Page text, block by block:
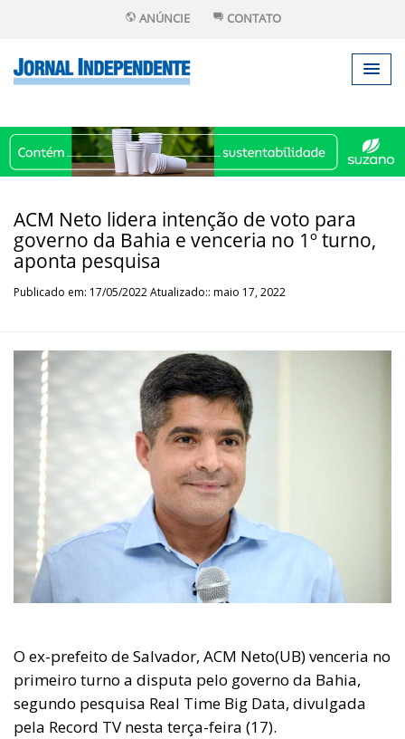
ANÚNCIE CONTATO
ACM Neto lidera intenção de voto para
governo da Bahia e venceria no 1º turno,
aponta pesquisa
Publicado em: 17/05/2022 Atualizado:: maio 17, 2022
O ex-prefeito de Salvador, ACM Neto(UB) venceria no
primeiro turno a disputa pelo governo da Bahia,
segundo pesquisa Real Time Big Data, divulgada
pela Record TV nesta terça-feira (17).